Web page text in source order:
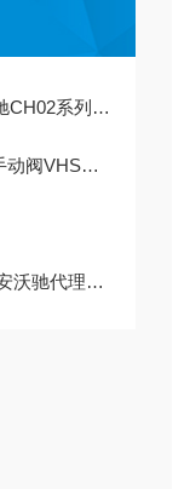
阀的安装与维护
VHS2000-01
代理商会议